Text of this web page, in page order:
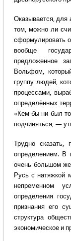
Оказывается, для
том, можно ли
сформулировать
вообще
предложенное
Вольфом,
группу людей,
процессами,
определённых
«Кем бы ни был
подчиняться, —
Трудно сказать,
определением. В
очень большом
Русь с натяжкой
непременном
определения
признания его
структура
экономическое и